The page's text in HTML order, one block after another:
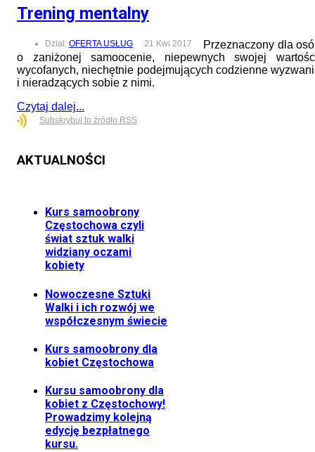
Trening mentalny
Dział: OFERTA USŁUG 21 Kwi 2017
Przeznaczony dla
o zaniżonej samoocenie, niepewnych swojej
wycofanych, niechętnie podejmujących codzienne
i nieradzących sobie z nimi.
Czytaj dalej...
Subskrybuj to źródło RSS
AKTUALNOŚCI
Kurs samoobrony
Częstochowa czyli
świat sztuk walki
widziany oczami
kobiety
Nowoczesne Sztuki
Walki i ich rozwój we
współczesnym świecie
Kurs samoobrony dla
kobiet Częstochowa
Kursu samoobrony dla
kobiet z Częstochowy!
Prowadzimy kolejną
edycję bezpłatnego
kursu.